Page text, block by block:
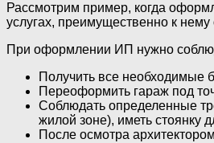
Рассмотрим пример, когда
услугах, преимущественно к
При оформлении ИП нужно
Получить все необходимые
Переоформить гараж под
Соблюдать определенные
жилой зоне), иметь стоянку
После осмотра